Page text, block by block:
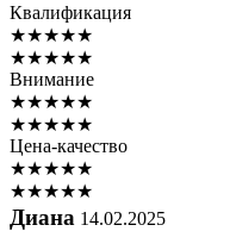
Квалификация
★★★★★
★★★★★
Внимание
★★★★★
★★★★★
Цена-качество
★★★★★
★★★★★
Диана 14.02.2025